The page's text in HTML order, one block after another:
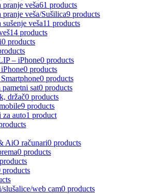
pranje veša61 products
pranje veša/Sušilica9 products
veša11 products
14 products
0 products
– iPhone0 products
0 products
0 products
pametni sat0 products
držač0 products
9 products
za auto1 product
AiO računari0 products
0 products
products
web cam0 products